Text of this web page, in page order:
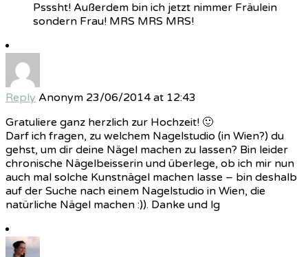
Psssht! Außerdem bin ich jetzt nimmer Fräulein
sondern Frau! MRS MRS MRS!
Reply Anonym 23/06/2014 at 12:43
Gratuliere ganz herzlich zur Hochzeit! 🙂
Darf ich fragen, zu welchem Nagelstudio (in Wien?) du
gehst, um dir deine Nägel machen zu lassen? Bin leider
chronische Nägelbeisserin und überlege, ob ich mir nun
auch mal solche Kunstnägel machen lasse – bin deshalb
auf der Suche nach einem Nagelstudio in Wien, die
natürliche Nägel machen :)). Danke und lg